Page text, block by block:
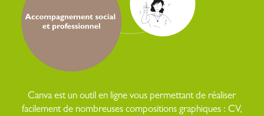
Canva est un outil en ligne vous permettant de réaliser
facilement de nombreuses compositions graphiques : CV,